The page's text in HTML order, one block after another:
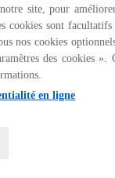
site, pour
cookies sont
nos cookies
des cookies
en ligne